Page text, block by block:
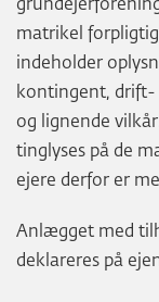
matrikel
indeholder
kontingent, drift-
og lignende
tinglyses på de
ejere derfor er
Anlægget med
deklareres på